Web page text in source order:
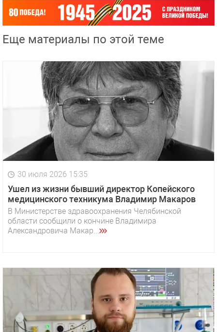
Еще материалы по этой теме
30 июля 2026 15:35
Ушел из жизни бывший директор Копейского
медицинского техникума Владимир Макаров
В Министерстве здравоохранения Челябинской
области сообщили о кончине Владимира
Александровича Макар...